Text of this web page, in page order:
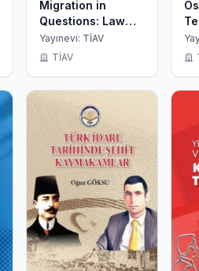
Migration in
Questions: Law
and Policy in
Turkey and the EU
Yayınevi: TİAV
TİAV